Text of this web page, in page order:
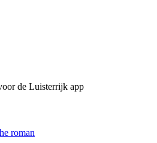
de Luisterrijk app
roman